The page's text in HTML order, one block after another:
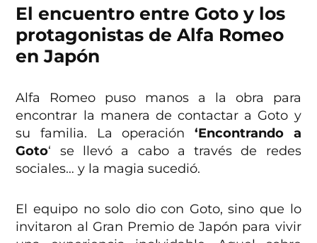
El encuentro entre Goto y los
protagonistas de Alfa Romeo
en Japón
Alfa Romeo puso manos a la obra para
encontrar la manera de contactar a Goto y
su familia. La operación ‘Encontrando a
Goto‘ se llevó a cabo a través de redes
sociales… y la magia sucedió.
El equipo no solo dio con Goto, sino que lo
invitaron al Gran Premio de Japón para vivir